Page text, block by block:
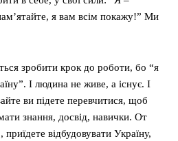
я вам всім покажу!” Ми
зробити крок до роботи, бо “я
І людина не живе, а існує. І
ви підете перевчитися, щоб
знання, досвід, навички. От
відбудовувати Україну,